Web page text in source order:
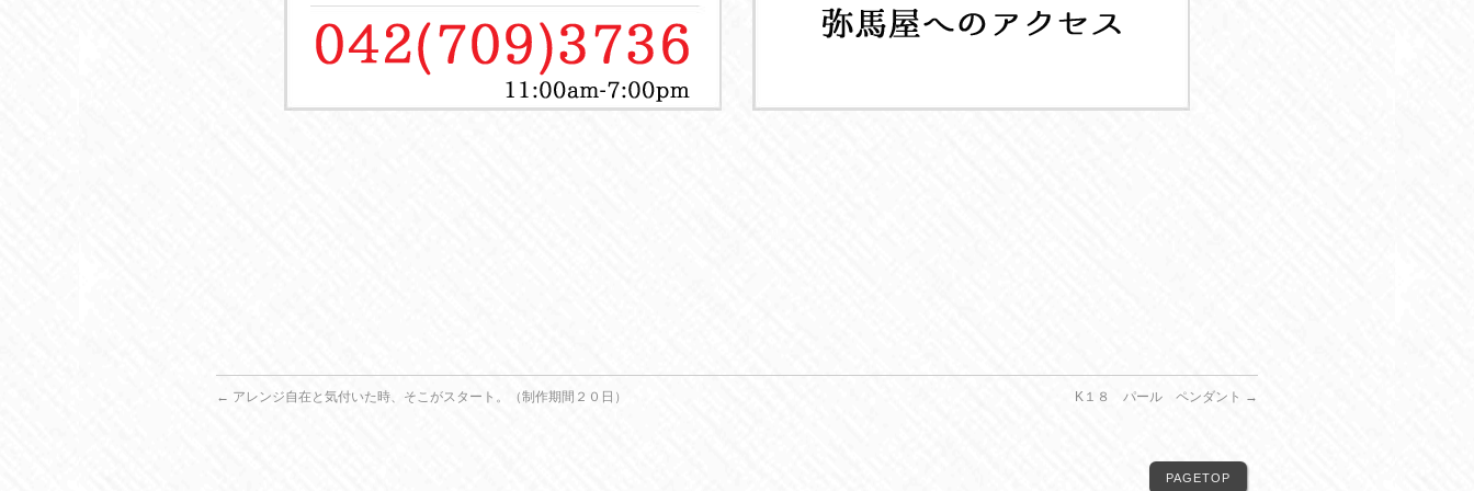
← アレンジ自在と気付いた時、そこがスタート。（制作期間２０日） K１８ パール ペンダント →
PAGETOP